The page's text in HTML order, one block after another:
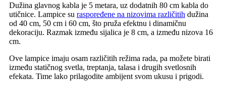
Dužina glavnog kabla je 5 metara, uz dodatnih 80 cm kabla do
utičnice. Lampice su raspoređene na nizovima različitih dužina
od 40 cm, 50 cm i 60 cm, što pruža efektnu i dinamičnu
dekoraciju. Razmak između sijalica je 8 cm, a između nizova 16
cm.
Ove lampice imaju osam različitih režima rada, pa možete birati
između statičnog svetla, treptanja, talasa i drugih svetlosnih
efekata. Time lako prilagodite ambijent svom ukusu i prigodi.